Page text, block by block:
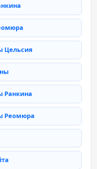
Цельсия
Ранкина
Реомюра